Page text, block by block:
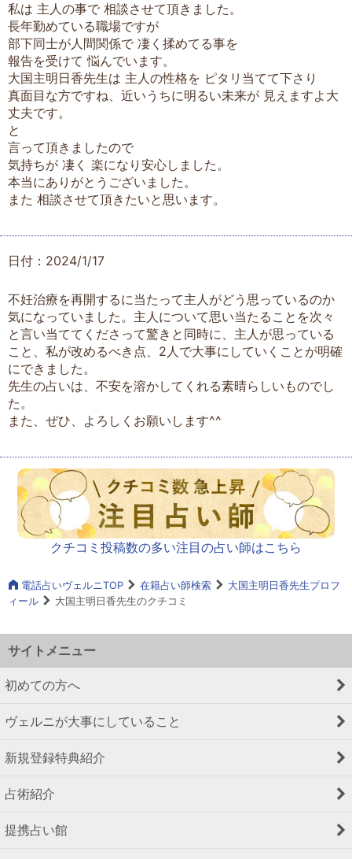
私は 主人の事で 相談させて頂きました。
長年勤めている職場ですが
部下同士が人間関係で 凄く揉めてる事を
報告を受けて 悩んでいます。
大国主明日香先生は 主人の性格を ピタリ当てて下さり
真面目な方ですね、近いうちに明るい未来が 見えますよ大
丈夫です。
と
言って頂きましたので
気持ちが 凄く 楽になり安心しました。
本当にありがとうございました。
また 相談させて頂きたいと思います。
日付：2024/1/17
不妊治療を再開するに当たって主人がどう思っているのか
気になっていました。主人について思い当たることを次々
と言い当ててくださって驚きと同時に、主人が思っている
こと、私が改めるべき点、2人で大事にしていくことが明確
にできました。
先生の占いは、不安を溶かしてくれる素晴らしいものでし
た。
また、ぜひ、よろしくお願いします^^
クチコミ投稿数の多い注目の占い師はこちら
電話占いヴェルニTOP 在籍占い師検索
大国主明日香先生プロフ
ィール
大国主明日香先生のクチコミ
サイトメニュー
初めての方へ
ヴェルニが大事にしていること
新規登録特典紹介
占術紹介
提携占い館